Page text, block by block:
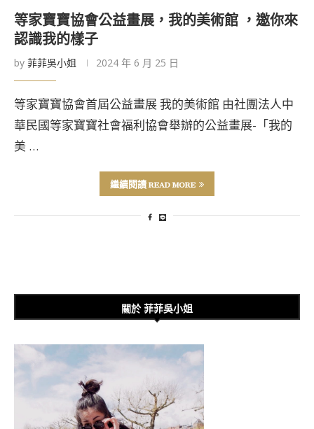
等家寶寶協會公益畫展，我的美術館 ，邀你來
認識我的樣子
by 菲菲吳小姐 2024 年 6 月 25 日
等家寶寶協會首屆公益畫展 我的美術館 由社團法人中
華民國等家寶寶社會福利協會舉辦的公益畫展-「我的
美 …
繼續閱讀 READ MORE
關於 菲菲吳小姐